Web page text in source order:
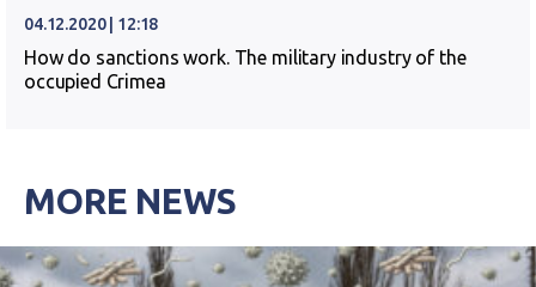
04.12.2020 | 12:18
How do sanctions work. The military industry of the
occupied Crimea
MORE NEWS